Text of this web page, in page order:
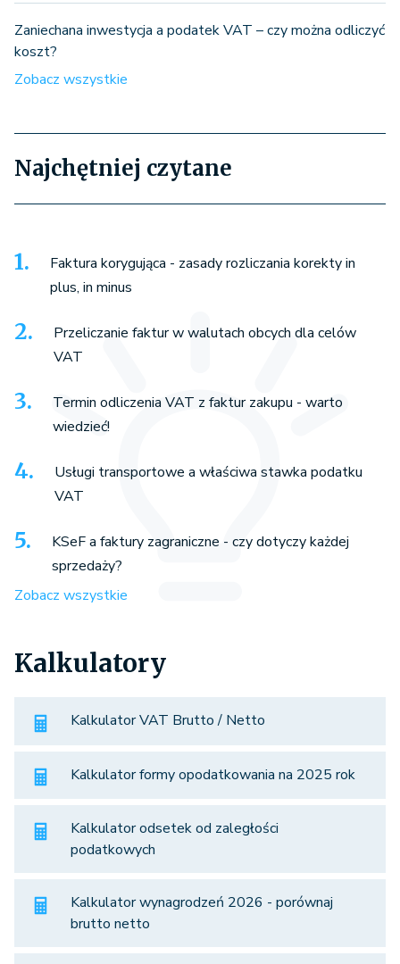
Zaniechana inwestycja a podatek VAT – czy można odliczyć
koszt?
Zobacz wszystkie
Najchętniej czytane
Faktura korygująca - zasady rozliczania korekty in
plus, in minus
Przeliczanie faktur w walutach obcych dla celów
VAT
Termin odliczenia VAT z faktur zakupu - warto
wiedzieć!
Usługi transportowe a właściwa stawka podatku
VAT
KSeF a faktury zagraniczne - czy dotyczy każdej
sprzedaży?
Zobacz wszystkie
Kalkulatory
Kalkulator VAT Brutto / Netto
Kalkulator formy opodatkowania na 2025 rok
Kalkulator odsetek od zaległości
podatkowych
Kalkulator wynagrodzeń 2026 - porównaj
brutto netto